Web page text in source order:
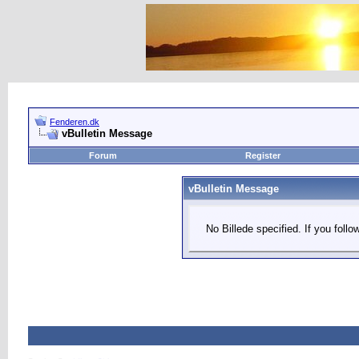
Fenderen.dk
vBulletin Message
Forum
Register
vBulletin Message
No Billede specified. If you